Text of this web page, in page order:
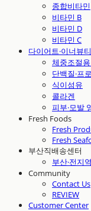
종합비타민
비타민 B
비타민 D
비타민 C
다이어트·이너뷰티
체중조절
단백질·프
식이섬유
콜라겐
피부·모발
Fresh Foods
Fresh
Fresh
부산직배송센터
부산·전지
Community
Contact Us
REVIEW
Customer Center